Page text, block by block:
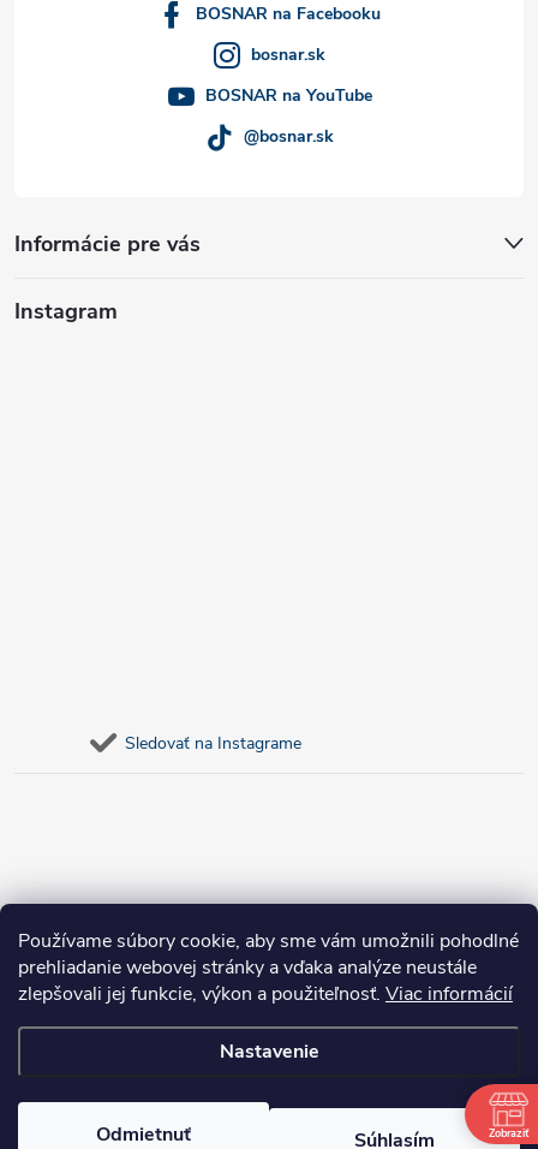
Používame súbory cookie, aby sme vám umožnili pohodlné
prehliadanie webovej stránky a vďaka analýze neustále
zlepšovali jej funkcie, výkon a použiteľnosť. Viac informácií
Nastavenie
Odmietnuť Súhlasím
Informácie pre vás
BOSNAR na Facebooku
bosnar.sk
BOSNAR na YouTube
@bosnar.sk
Instagram
Sledovať na Instagrame
Upraviť nastavenie
cookies
Zobraziť